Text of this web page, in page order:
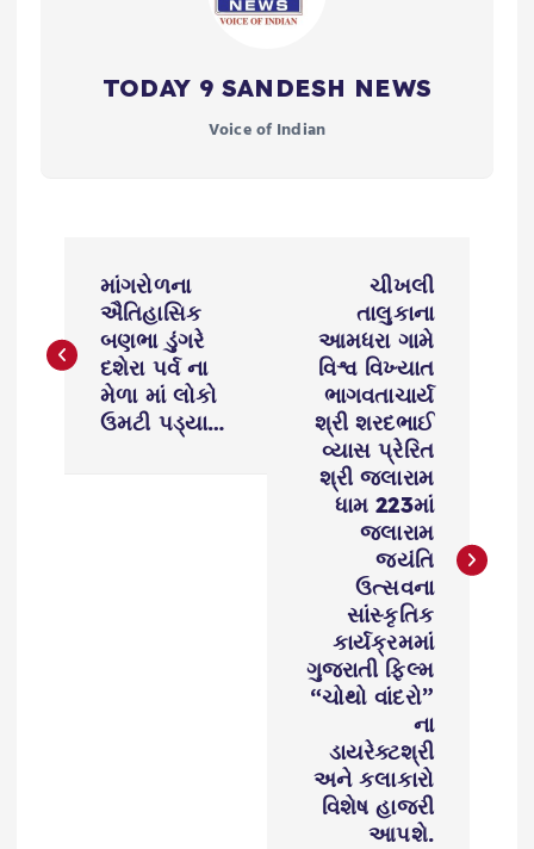
TODAY 9 SANDESH NEWS
Voice of Indian
o
s
માંગરોળના
ઐતિહાસિક
બણભા ડુંગરે
દશેરા પર્વ ના
મેળા માં લોકો
ઉમટી પડ્યા…
ચીખલી
તાલુકાના
આમધરા ગામે
વિશ્વ વિખ્યાત
ભાગવતાચાર્ય
શ્રી શરદભાઈ
વ્યાસ પ્રેરિત
શ્રી જલારામ
ધામ 223માં
જલારામ
જયંતિ
ઉત્સવના
સાંસ્કૃતિક
કાર્યક્રમમાં
ગુજરાતી ફિલ્મ
“ચોથો વાંદરો”
ના
ડાયરેક્ટશ્રી
અને કલાકારો
વિશેષ હાજરી
આપશે.